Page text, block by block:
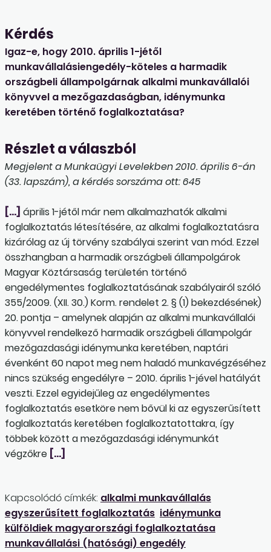
Kérdés
Igaz-e, hogy 2010. április 1-jétől
munkavállalásiengedély-köteles a harmadik
országbeli állampolgárnak alkalmi munkavállalói
könyvvel a mezőgazdaságban, idénymunka
keretében történő foglalkoztatása?
Részlet a válaszból
Megjelent a Munkaügyi Levelekben 2010. április 6-án
(33. lapszám), a kérdés sorszáma ott: 645
[…] április 1-jétől már nem alkalmazhatók alkalmi
foglalkoztatás létesítésére, az alkalmi foglalkoztatásra
kizárólag az új törvény szabályai szerint van mód. Ezzel
összhangban a harmadik országbeli állampolgárok
Magyar Köztársaság területén történő
engedélymentes foglalkoztatásának szabályairól szóló
355/2009. (XII. 30.) Korm. rendelet 2. § (1) bekezdésének)
20. pontja – amelynek alapján az alkalmi munkavállalói
könyvvel rendelkező harmadik országbeli állampolgár
mezőgazdasági idénymunka keretében, naptári
évenként 60 napot meg nem haladó munkavégzéséhez
nincs szükség engedélyre – 2010. április 1-jével hatályát
veszti. Ezzel egyidejűleg az engedélymentes
foglalkoztatás esetköre nem bővül ki az egyszerűsített
foglalkoztatás keretében foglalkoztatottakra, így
többek között a mezőgazdasági idénymunkát
végzőkre […]
Kapcsolódó címkék: alkalmi munkavállalás
egyszerűsített foglalkoztatás idénymunka
külföldiek magyarországi foglalkoztatása
munkavállalási (hatósági) engedély